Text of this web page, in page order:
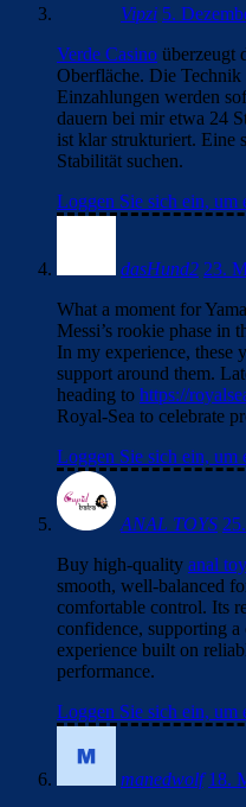
Vipzi 5.
Verde Casino überzeugt
Oberfläche. Die Technik
Einzahlungen werden
dauern bei mir etwa 24
ist klar strukturiert. Eine
Stabilität suchen.
Loggen Sie sich ein, um
dasHund2 23.
What a moment for
Messi’s rookie phase in
In my experience, these
support around them.
heading to https://
Royal-Sea to celebrate
Loggen Sie sich ein, um
ANAL TOYS
Buy high-quality anal
smooth, well-balanced
comfortable control. Its
confidence, supporting
experience built on
performance.
Loggen Sie sich ein, um
manedwolf 18.